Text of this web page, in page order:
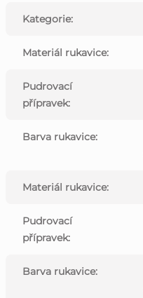
Kategorie:
Materiál rukavice:
Pudrovací
přípravek:
Barva rukavice:
Materiál rukavice:
Pudrovací
přípravek:
Barva rukavice: